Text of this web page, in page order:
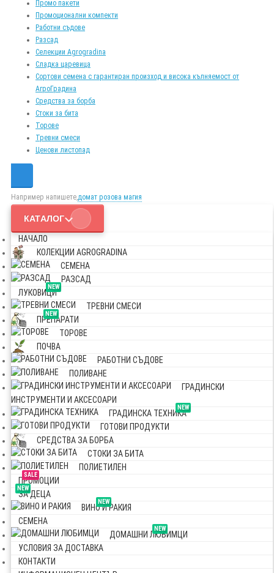
Промо пакети
Промоционални компекти
Работни съдове
Разсад
Селекции Agrogradina
Сладка царевица
Сортови семена с гарантиран произход и висока кълняемост от
АгроГрадина
Средства за борба
Стоки за бита
Торове
Тревни смеси
Ценови листопад
Например напишете,домат розова магия
КАТАЛОГ
НАЧАЛО
КОЛЕКЦИИ AGROGRADINA
СЕМЕНА
РАЗСАД
NEW
ЛУКОВИЦИ
ТРЕВНИ СМЕСИ
NEW
ПРЕПАРАТИ
ТОРОВЕ
ПОЧВА
РАБОТНИ СЪДОВЕ
ПОЛИВАНЕ
ГРАДИНСКИ
ИНСТРУМЕНТИ И АКСЕСОАРИ
NEW
ГРАДИНСКА ТЕХНИКА
ГОТОВИ ПРОДУКТИ
СРЕДСТВА ЗА БОРБА
СТОКИ ЗА БИТА
ПОЛИЕТИЛЕН
SALE
ПРОМОЦИИ
NEW
ЗА ДЕЦА
NEW
ВИНО И РАКИЯ
СЕМЕНА
NEW
ДОМАШНИ ЛЮБИМЦИ
УСЛОВИЯ ЗА ДОСТАВКА
КОНТАКТИ